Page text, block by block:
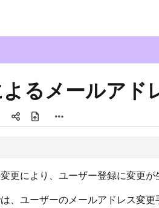
るメールアド
更により、ユーザー登録に変更
、ユーザーのメールアドレス変更